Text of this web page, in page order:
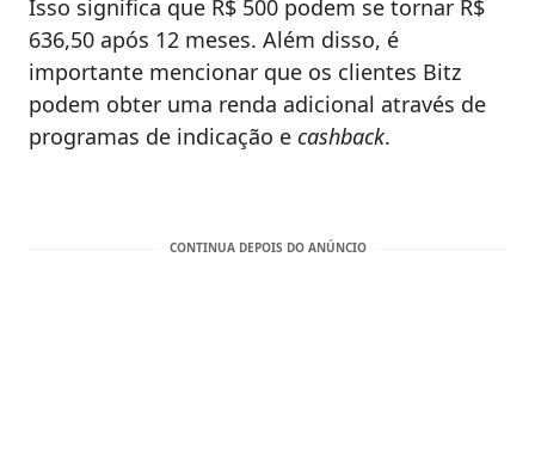
Isso significa que R$ 500 podem se tornar R$
636,50 após 12 meses. Além disso, é
importante mencionar que os clientes Bitz
podem obter uma renda adicional através de
programas de indicação e cashback.